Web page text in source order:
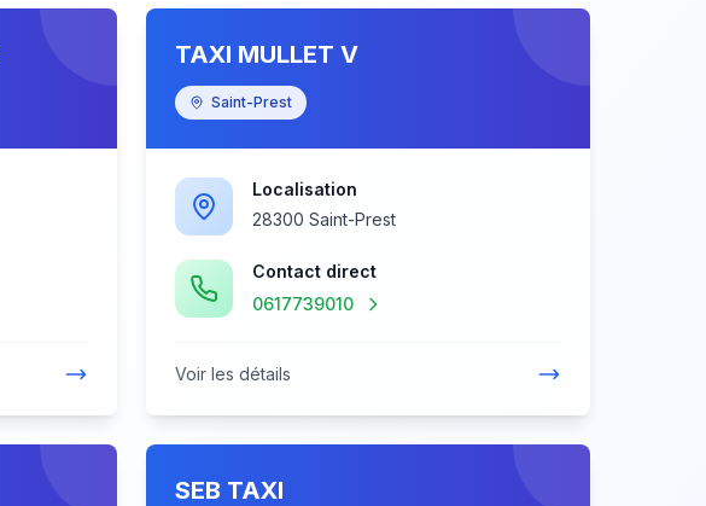
TAXI MULLET V
Saint-Prest
Localisation
28300 Saint-Prest
Contact direct
0617739010
Voir les détails
SEB TAXI